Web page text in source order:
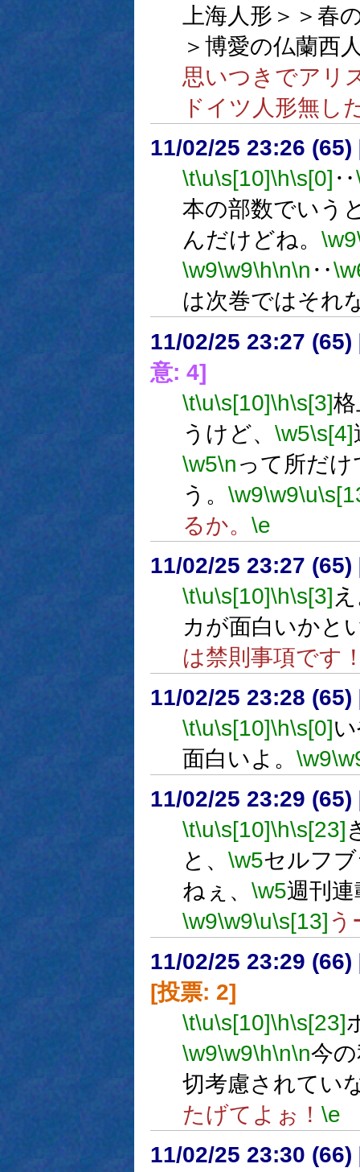
上海人形＞＞春
＞博愛の仏蘭西
思いつきでアリ
ドイツ人形無し
11/02/25 23:26 (65)
\t\u\s[10]\h\s[0] ‥
本の部数でいう
んだけどね。 \w9
\w9\w9\h\n\n ‥
は次巻ではそれ
11/02/25 23:27 (65)
意: 4]
\t\u\s[10]\h\s[3]
うけど、 \w5\s[4]
\w5\nって所だ
う。 \w9\w9\u
るか。 \e
11/02/25 23:27 (65)
\t\u\s[10]\h\s[3]
カが面白いかと
は禁則事項です
11/02/25 23:28 (65)
\t\u\s[10]\h\s[0]
面白いよ。 \w9
11/02/25 23:29 (65)
\t\u\s[10]\h\s[23]
と、 \w5セルフ
ねぇ、 \w5週刊
\w9\w9\u\s[13] う
11/02/25 23:29 (66)
[投票: 2]
\t\u\s[10]\h\s[23]
\w9\w9\h\n\n今
切考慮されてい
たげてよぉ！ \e
11/02/25 23:30 (66)